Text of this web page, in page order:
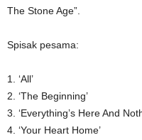
The Stone Age”.
Spisak pesama:
1. ‘All’
2. ‘The Beginning’
3. ‘Everything’s Here And
4. ‘Your Heart Home’